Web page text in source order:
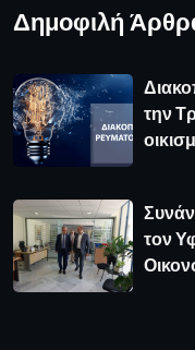
Δημοφιλή
την
τον